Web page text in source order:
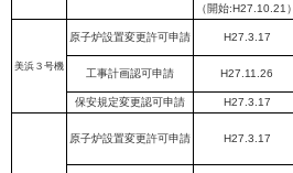
（開始:H27.10.21）
美浜３号機
原子炉設置変更許可申請 H27.3.17
工事計画認可申請 H27.11.26
保安規定変更認可申請 H27.3.17
原子炉設置変更許可申請 H27.3.17